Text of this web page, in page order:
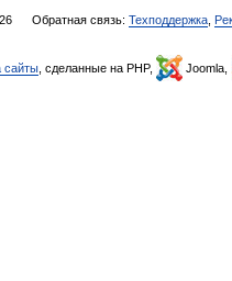
Обратная связь: Техподдержка
сайты , сделанные на PHP, Joomla,